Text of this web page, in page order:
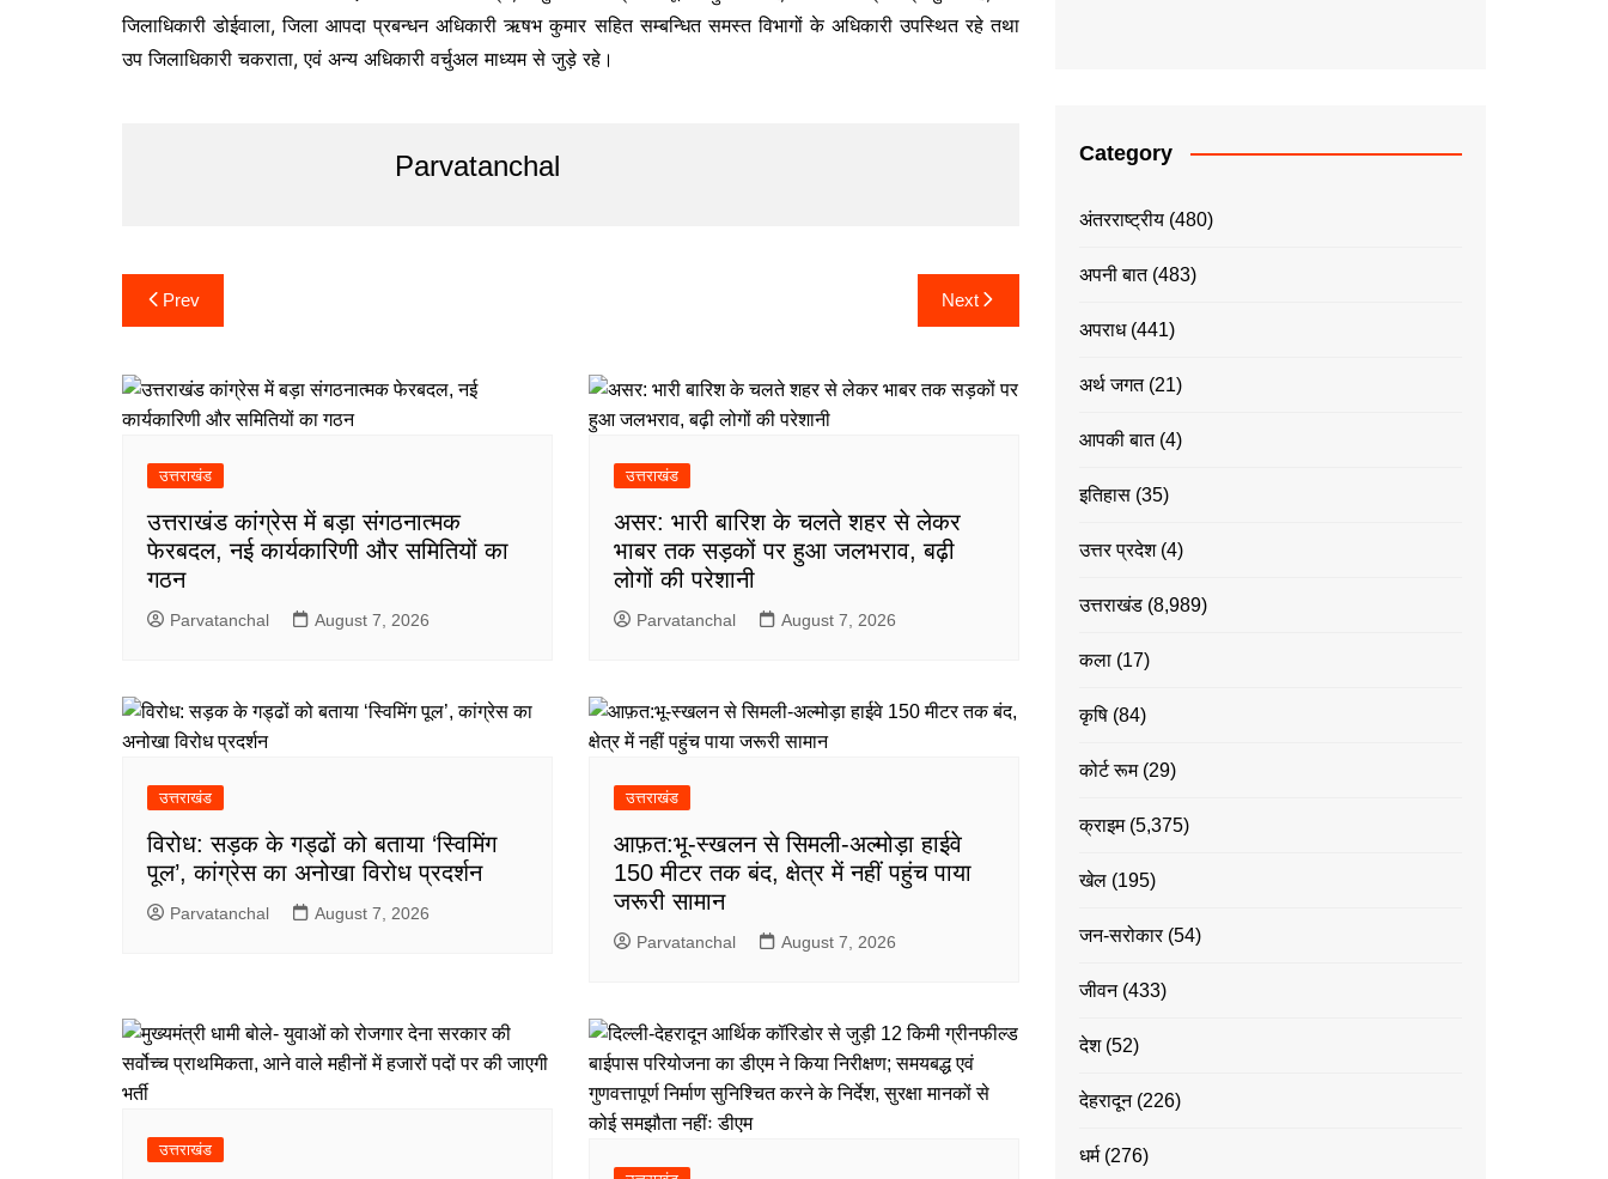
जिलाधिकारी डोईवाला, जिला आपदा प्रबन्धन अधिकारी ऋषभ कुमार सहित सम्बन्धित समस्त विभागों के अधिकारी उपस्थित रहे तथा
उप जिलाधिकारी चकराता, एवं अन्य अधिकारी वर्चुअल माध्यम से जुड़े रहे।
Parvatanchal
Post
navigation
Prev Next
उत्तराखंड
उत्तराखंड कांग्रेस में बड़ा संगठनात्मक
फेरबदल, नई कार्यकारिणी और समितियों का
गठन
Parvatanchal August 7, 2026
उत्तराखंड
असर: भारी बारिश के चलते शहर से लेकर
भाबर तक सड़कों पर हुआ जलभराव, बढ़ी
लोगों की परेशानी
Parvatanchal August 7, 2026
उत्तराखंड
विरोध: सड़क के गड्ढों को बताया ‘स्विमिंग
पूल’, कांग्रेस का अनोखा विरोध प्रदर्शन
Parvatanchal August 7, 2026
उत्तराखंड
आफ़त:भू-स्खलन से सिमली-अल्मोड़ा हाईवे
150 मीटर तक बंद, क्षेत्र में नहीं पहुंच पाया
जरूरी सामान
Parvatanchal August 7, 2026
उत्तराखंड
Category
अंतरराष्ट्रीय (480)
अपनी बात(483)
अपराध(441)
अर्थ जगत(21)
आपकी बात(4)
इतिहास (35)
उत्तर प्रदेश(4)
उत्तराखंड (8,989)
कला (17)
कृषि (84)
कोर्ट रूम(29)
क्राइम(5,375)
खेल (195)
जन-सरोकार(54)
जीवन(433)
देश(52)
देहरादून(226)
धर्म(276)